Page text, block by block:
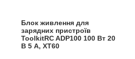
Блок живлення для
зарядних пристроїв
ToolkitRC ADP100 100 Вт 20
В 5 А, XT60